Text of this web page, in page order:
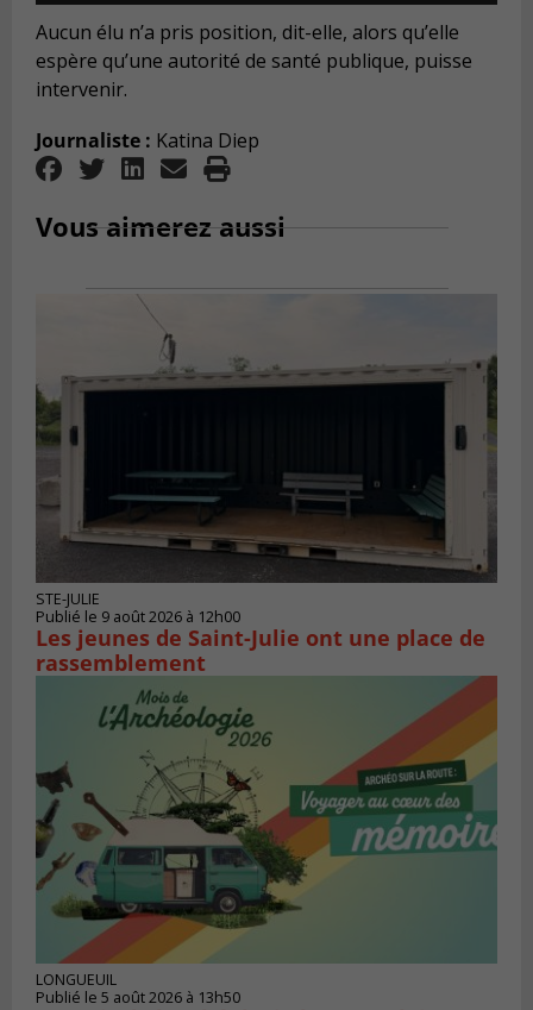
Aucun élu n’a pris position, dit-elle, alors qu’elle
espère qu’une autorité de santé publique, puisse
intervenir.
Journaliste : Katina Diep
Vous aimerez aussi
STE-JULIE
Publié le 9 août 2026 à 12h00
Les jeunes de Saint-Julie ont une place de
rassemblement
LONGUEUIL
Publié le 5 août 2026 à 13h50